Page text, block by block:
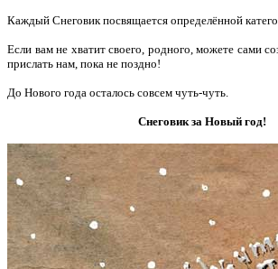
Каждый Снеговик посвящается определённой
Если вам не хватит своего, родного, можете сами
прислать нам, пока не поздно!
До Нового года осталось совсем чуть-чуть.
Снеговик за Новый год!